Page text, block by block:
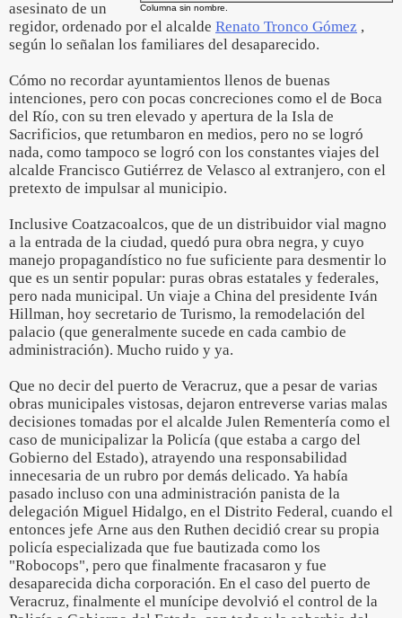
Columna sin nombre.
asesinato de un
regidor, ordenado por el alcalde Renato Tronco Gómez ,
según lo señalan los familiares del desaparecido.
Cómo no recordar ayuntamientos llenos de buenas
intenciones, pero con pocas concreciones como el de Boca
del Río, con su tren elevado y apertura de la Isla de
Sacrificios, que retumbaron en medios, pero no se logró
nada, como tampoco se logró con los constantes viajes del
alcalde Francisco Gutiérrez de Velasco al extranjero, con el
pretexto de impulsar al municipio.
Inclusive Coatzacoalcos, que de un distribuidor vial magno
a la entrada de la ciudad, quedó pura obra negra, y cuyo
manejo propagandístico no fue suficiente para desmentir lo
que es un sentir popular: puras obras estatales y federales,
pero nada municipal. Un viaje a China del presidente Iván
Hillman, hoy secretario de Turismo, la remodelación del
palacio (que generalmente sucede en cada cambio de
administración). Mucho ruido y ya.
Que no decir del puerto de Veracruz, que a pesar de varias
obras municipales vistosas, dejaron entreverse varias malas
decisiones tomadas por el alcalde Julen Rementería como el
caso de municipalizar la Policía (que estaba a cargo del
Gobierno del Estado), atrayendo una responsabilidad
innecesaria de un rubro por demás delicado. Ya había
pasado incluso con una administración panista de la
delegación Miguel Hidalgo, en el Distrito Federal, cuando el
entonces jefe Arne aus den Ruthen decidió crear su propia
policía especializada que fue bautizada como los
"Robocops", pero que finalmente fracasaron y fue
desaparecida dicha corporación. En el caso del puerto de
Veracruz, finalmente el munícipe devolvió el control de la